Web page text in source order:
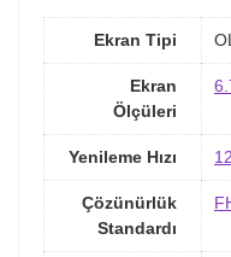
Ekran Tipi
Ekran
Ölçüleri
Yenileme Hızı
Çözünürlük
Standardı